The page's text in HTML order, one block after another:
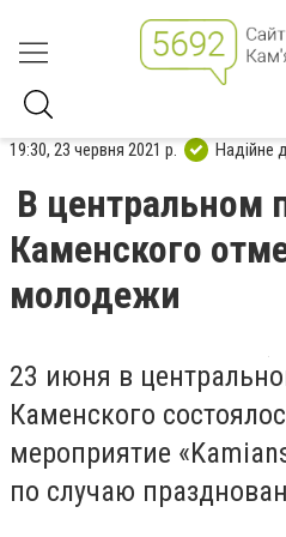
19:30, 23 червня 2021 р. Надійне
В центральном
Каменского
молодежи
23 июня в
Каменского
мероприятие
по случаю